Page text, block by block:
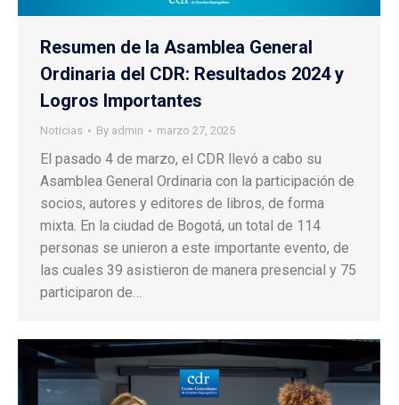
Resumen de la Asamblea General
Ordinaria del CDR: Resultados 2024 y
Logros Importantes
Noticias By admin marzo 27, 2025
El pasado 4 de marzo, el CDR llevó a cabo su
Asamblea General Ordinaria con la participación de
socios, autores y editores de libros, de forma
mixta. En la ciudad de Bogotá, un total de 114
personas se unieron a este importante evento, de
las cuales 39 asistieron de manera presencial y 75
participaron de…